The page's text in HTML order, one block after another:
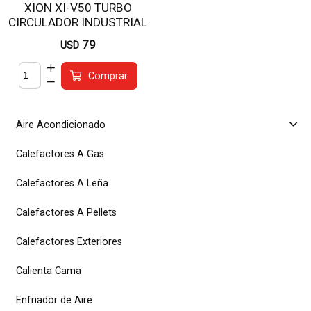
Aire Acondicionado
Calefactores A Gas
Calefactores A Leña
Calefactores A Pellets
Calefactores Exteriores
Calienta Cama
Enfriador de Aire
XION XI-V50 TURBO
CIRCULADOR INDUSTRIAL
USD 79
Comprar